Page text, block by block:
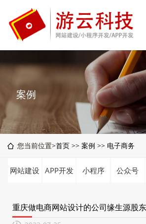
案例
您当前位置>首页 >> 案例 >> 电子商务
网站建设 APP开发 小程序 公众号
重庆做电商网站设计的公司缘生源股